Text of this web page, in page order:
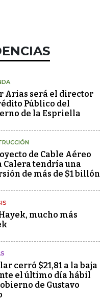
Arias será el director
Público del
de la Espriella
de Cable Aéreo
Calera tendría una
de más de $1 billón
mucho más
cerró $21,81 a la baja
el último día hábil
de Gustavo